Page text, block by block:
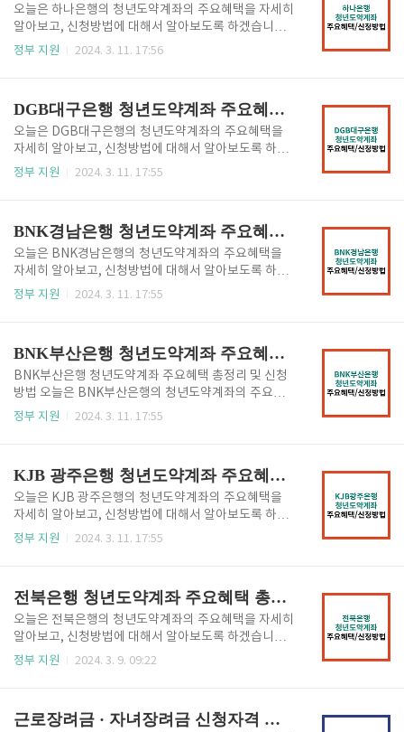
씀드리면, 매달 천원 ~ 70만원 한도 내에 일정 금액을
만기 5년 (고정 3년 + 변동 2년)까지 납입하면 매월 최
대 6% 의 정부 지원금 (최대 2.4만원) 이 지급되는 비과
세 상품입니다. 만기 수령 시, 수령액이 최대 5,000만원
확인하시기 바랍..
오늘은 하나은행의 청년도약계좌의 주요혜택을 자세히
알아보고, 신청방법에 대해서 알아보도록 하겠습니다.
청년도약계좌는 2023년 정부에서 출시한 금융상품으
품입니다. 청년도약계좌 혜택 주요 혜택을 요약해서 말
씀드리면, 매달 천원 ~ 70만원 한도 내에 일정 금액을
만기 5년 (고정 3년 + 변동 2년)까지 납입하면 매월 최
대 6% 의 정부 지원금 (최대 2.4만원) 이 지급되는 비과
세 상품입니다. 만기 수령 시, 수령액이 최대 5,000만원
확인하시기 바랍..
정부 지원 2024. 3. 11. 17:56
DGB대구은행 청년도약계좌 주요혜택 총정리 및 신청방법
오늘은 DGB대구은행의 청년도약계좌의 주요혜택을
자세히 알아보고, 신청방법에 대해서 알아보도록 하겠
습니다. 청년도약계좌는 2023년 정부에서 출시한 금융
되는 상품입니다. 청년도약계좌 혜택 주요 혜택을 요약
해서 말씀드리면, 매달 천원 ~ 70만원 한도 내에 일정
금액을 만기 5년 (고정 3년 + 변동 2년)까지 납입하면
매월 최대 6% 의 정부 지원금 (최대 2.4만원) 이 지급되
는 비과세 상품입니다. 만기 수령 시, 수령액이 최대 5,0
릭하시어 확인하시기..
정부 지원 2024. 3. 11. 17:55
BNK경남은행 청년도약계좌 주요혜택 총정리 및 신청방법
오늘은 BNK경남은행의 청년도약계좌의 주요혜택을
자세히 알아보고, 신청방법에 대해서 알아보도록 하겠
습니다. 청년도약계좌는 2023년 정부에서 출시한 금융
되는 상품입니다. 청년도약계좌 혜택 주요 혜택을 요약
해서 말씀드리면, 매달 천원 ~ 70만원 한도 내에 일정
금액을 만기 5년 (고정 3년 + 변동 2년)까지 납입하면
매월 최대 6% 의 정부 지원금 (최대 2.4만원) 이 지급되
는 비과세 상품입니다. 만기 수령 시, 수령액이 최대 5,0
릭하시어 확인하시기..
정부 지원 2024. 3. 11. 17:55
BNK부산은행 청년도약계좌 주요혜택 총정리 및 신청방법
BNK부산은행 청년도약계좌 주요혜택 총정리 및 신청
방법 오늘은 BNK부산은행의 청년도약계좌의 주요혜
택을 자세히 알아보고, 신청방법에 대해서 알아보도록
충족하는 분들에게 정부기여금(공공재정지급금)이 지
급되는 상품입니다. 청년도약계좌 혜택 주요 혜택을 요
약해서 말씀드리면, 매달 천원 ~ 70만원 한도 내에 일정
금액을 만기 5년 (고정 3년 + 변동 2년)까지 납입하면
매월 최대 6% 의 정부 지원금 (최대 2.4만원) 이 지급되
약계좌에 대한 ..
정부 지원 2024. 3. 11. 17:55
KJB 광주은행 청년도약계좌 주요혜택 총정리 및 신청방법
오늘은 KJB 광주은행의 청년도약계좌의 주요혜택을
자세히 알아보고, 신청방법에 대해서 알아보도록 하겠
습니다. 청년도약계좌는 2023년 정부에서 출시한 금융
되는 상품입니다. 청년도약계좌 혜택 주요 혜택을 요약
해서 말씀드리면, 매달 천원 ~ 70만원 한도 내에 일정
금액을 만기 5년 (고정 3년 + 변동 2년)까지 납입하면
매월 최대 6% 의 정부 지원금 (최대 2.4만원) 이 지급되
는 비과세 상품입니다. 만기 수령 시, 수령액이 최대 5,0
릭하시어 확인하시..
정부 지원 2024. 3. 11. 17:55
전북은행 청년도약계좌 주요혜택 총정리 및 신청방법
오늘은 전북은행의 청년도약계좌의 주요혜택을 자세히
알아보고, 신청방법에 대해서 알아보도록 하겠습니다.
청년도약계좌는 2023년 정부에서 출시한 금융상품으
품입니다. 청년도약계좌 혜택 주요 혜택을 요약해서 말
정부 지원 2024. 3. 9. 09:22
근로장려금 · 자녀장려금 신청자격 및 신청방법과 지급액 확인하기